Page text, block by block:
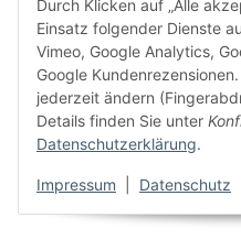
Durch Klicken auf „Alle
Einsatz folgender Dienste
Vimeo, Google Analytics,
Google
jederzeit ändern
Details finden Sie unter
Datenschutzerklärung.
Impressum Datenschutz
Einkäufe bequem mit dem
Einkaufstrolleywird dabei
Ihrem Fahrrad angebracht
Flexibilität im Alltag.